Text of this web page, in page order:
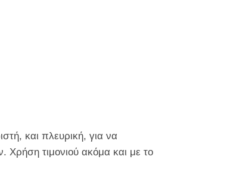
και πλευρική, για να
τιμονιού ακόμα και με το